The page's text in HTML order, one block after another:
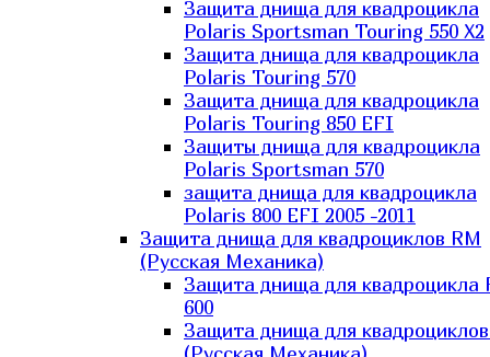
Защита днища для квадроцикла
Polaris Sportsman Touring 550 X2
Защита днища для квадроцикла
Polaris Touring 570
Защита днища для квадроцикла
Polaris Touring 850 EFI
Защиты днища для квадроцикла
Polaris Sportsman 570
защита днища для квадроцикла
Polaris 800 EFI 2005 -2011
Защита днища для квадроциклов RM
(Русская Механика)
Защита днища для квадроцикла
600
Защита днища для